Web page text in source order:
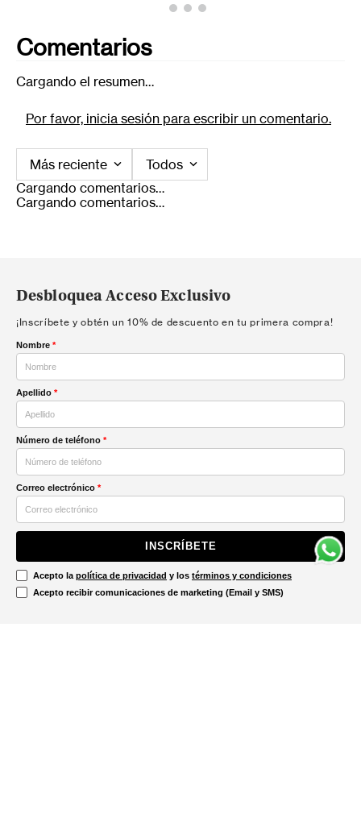
Comentarios
Cargando el resumen…
Por favor, inicia sesión para escribir un comentario.
Más reciente
Todos
Cargando comentarios…
Cargando comentarios…
Desbloquea Acceso Exclusivo
¡Inscríbete y obtén un 10% de descuento en tu primera compra!
Nombre *
Apellido *
Número de teléfono *
Correo electrónico *
INSCRÍBETE
Acepto la política de privacidad y los términos y condiciones
Acepto recibir comunicaciones de marketing (Email y SMS)